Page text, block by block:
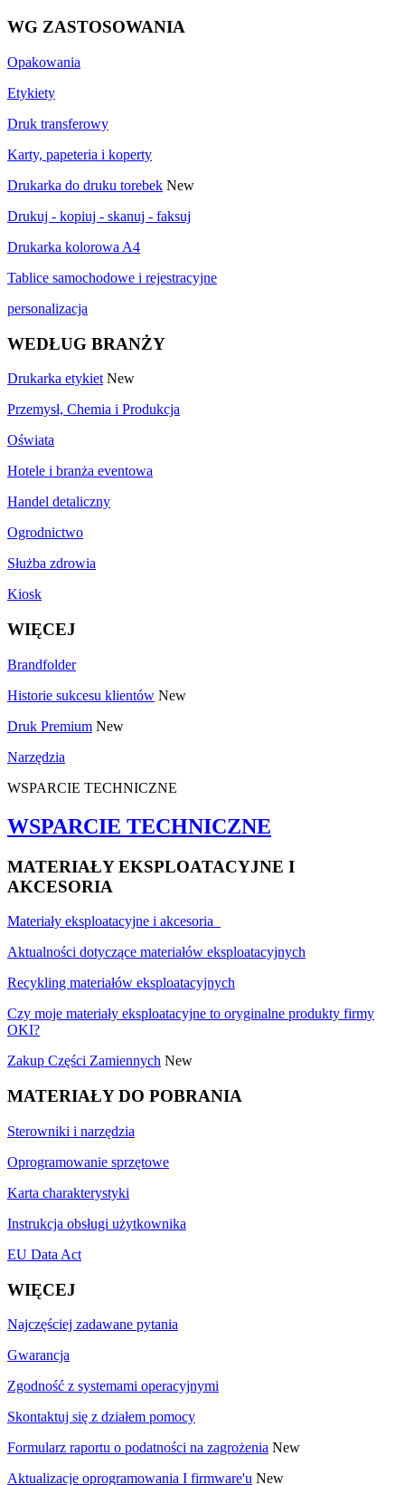
WG ZASTOSOWANIA
Opakowania
Etykiety
Druk transferowy
Karty, papeteria i koperty
Drukarka do druku torebek New
Drukuj - kopiuj - skanuj - faksuj
Drukarka kolorowa A4
Tablice samochodowe i rejestracyjne
personalizacja
WEDŁUG BRANŻY
Drukarka etykiet New
Przemysł, Chemia i Produkcja
Oświata
Hotele i branża eventowa
Handel detaliczny
Ogrodnictwo
Służba zdrowia
Kiosk
WIĘCEJ
Brandfolder
Historie sukcesu klientów New
Druk Premium New
Narzędzia
WSPARCIE TECHNICZNE
WSPARCIE TECHNICZNE
MATERIAŁY EKSPLOATACYJNE I
AKCESORIA
Materiały eksploatacyjne i akcesoria
Aktualności dotyczące materiałów eksploatacyjnych
Recykling materiałów eksploatacyjnych
Czy moje materiały eksploatacyjne to oryginalne produkty firmy
OKI?
Zakup Części Zamiennych New
MATERIAŁY DO POBRANIA
Sterowniki i narzędzia
Oprogramowanie sprzętowe
Karta charakterystyki
Instrukcja obsługi użytkownika
EU Data Act
WIĘCEJ
Najczęściej zadawane pytania
Gwarancja
Zgodność z systemami operacyjnymi
Skontaktuj się z działem pomocy
Formularz raportu o podatności na zagrożenia New
Aktualizacje oprogramowania I firmware'u New